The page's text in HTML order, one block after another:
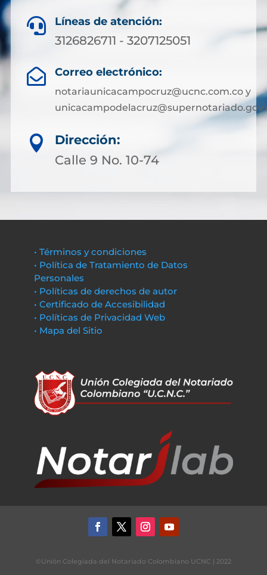
 Líneas de atención:
3126826711 - 3207125051
 Correo electrónico:
notariaunicacampocruz@ucnc.com.co y

Dirección:
Calle 9 No. 10-74
• Términos y condiciones
• Política de Tratamiento de Datos
Personales
• Políticas de derechos de autor
• Certificado de Accesibilidad
• Políticas de Privacidad Web
• Mapa del Sitio
©Unión Colegiada del Notariado Colombiano UCNC | 2022